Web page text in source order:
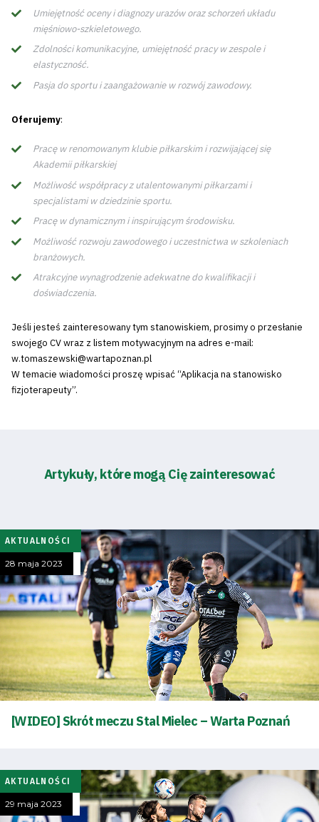
Umiejętność oceny i diagnozy urazów oraz schorzeń układu
mięśniowo-szkieletowego.
Zdolności komunikacyjne, umiejętność pracy w zespole i
elastyczność.
Pasja do sportu i zaangażowanie w rozwój zawodowy.
Oferujemy:
Pracę w renomowanym klubie piłkarskim i rozwijającej się
Akademii piłkarskiej
Możliwość współpracy z utalentowanymi piłkarzami i
specjalistami w dziedzinie sportu.
Pracę w dynamicznym i inspirującym środowisku.
Możliwość rozwoju zawodowego i uczestnictwa w szkoleniach
branżowych.
Atrakcyjne wynagrodzenie adekwatne do kwalifikacji i
doświadczenia.
Jeśli jesteś zainteresowany tym stanowiskiem, prosimy o przesłanie
swojego CV wraz z listem motywacyjnym na adres e-mail:
w.tomaszewski@wartapoznan.pl
W temacie wiadomości proszę wpisać “Aplikacja na stanowisko
fizjoterapeuty”.
Artykuły, które mogą Cię zainteresować
AKTUALNOŚCI
28 maja 2023
[WIDEO] Skrót meczu Stal Mielec – Warta Poznań
AKTUALNOŚCI
29 maja 2023